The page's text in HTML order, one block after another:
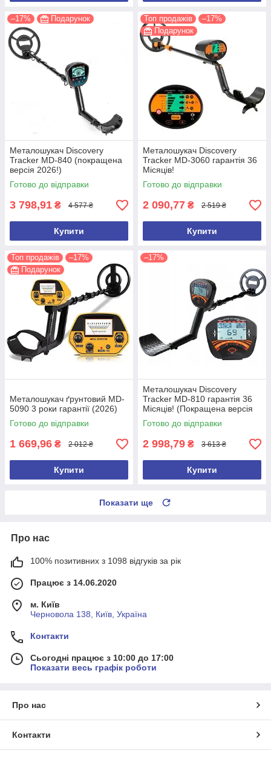
–17% Подарунок
Металошукач Discovery
Tracker MD-840 (покращена
версія 2026!)
Готово до відправки
3 798,91 ₴ 4 577 ₴
Купити
Топ продажів
–17%
Подарунок
Металошукач Discovery
Tracker MD-3060 гарантія 36
Місяців!
Готово до відправки
2 090,77 ₴ 2 519 ₴
Купити
Топ продажів
–17%
Подарунок
Металошукач ґрунтовий MD-
5090 3 роки гарантії (2026)
Готово до відправки
1 669,96 ₴ 2 012 ₴
Купити
–17%
Металошукач Discovery
Tracker MD-810 гарантія 36
Місяців! (Покращена версія
2026 року)
Готово до відправки
2 998,79 ₴ 3 613 ₴
Купити
Показати ще
Про нас
100% позитивних з 1098 відгуків за рік
Працює з 14.06.2020
м. Київ
Черновола 138, Київ, Україна
Контакти
Сьогодні працює з 10:00 до 17:00
Показати весь графік роботи
Про нас
Контакти